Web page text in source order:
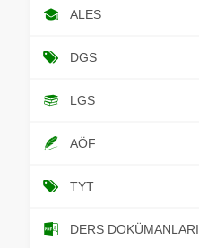
ALES
DGS
LGS
AÖF
TYT
DERS DOKÜMANLARI